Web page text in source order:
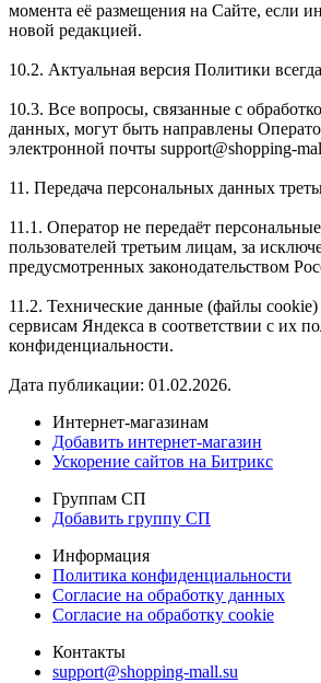
момента её размещения на Сайте, если
новой редакцией.
10.2. Актуальная версия Политики
10.3. Все вопросы, связанные с
данных, могут быть направлены
электронной почты support@shopping-
11. Передача персональных данных
11.1. Оператор не передаёт
пользователей третьим лицам, за
предусмотренных законодательством
11.2. Технические данные (файлы cookie)
сервисам Яндекса в соответствии с их
конфиденциальности.
Дата публикации: 01.02.2026.
Интернет-магазинам
Добавить интернет-магазин
Ускорение сайтов на Битрикс
Группам СП
Добавить группу СП
Информация
Политика конфиденциальности
Согласие на обработку данных
Согласие на обработку cookie
Контакты
support@shopping-mall.su